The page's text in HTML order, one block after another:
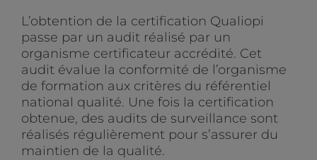
L’obtention de la certification Qualiopi
passe par un audit réalisé par un
organisme certificateur accrédité. Cet
audit évalue la conformité de l’organisme
de formation aux critères du référentiel
national qualité. Une fois la certification
obtenue, des audits de surveillance sont
réalisés régulièrement pour s’assurer du
maintien de la qualité.